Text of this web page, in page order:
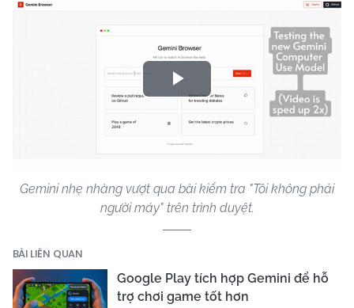
Play
Video
Gemini nhẹ nhàng vượt qua bài kiểm tra "Tôi không phải
người máy" trên trình duyệt.
BÀI LIÊN QUAN
Google Play tích hợp Gemini để hỗ
trợ chơi game tốt hơn